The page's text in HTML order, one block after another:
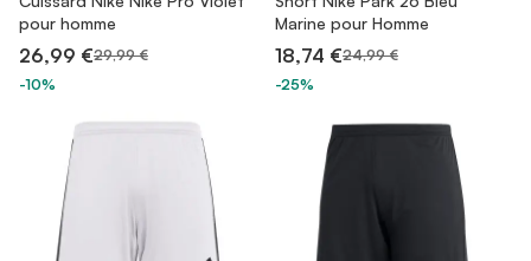
pour homme
26,99 €29,99 €
-10%
Marine pour Homme
18,74 €24,99 €
-25%